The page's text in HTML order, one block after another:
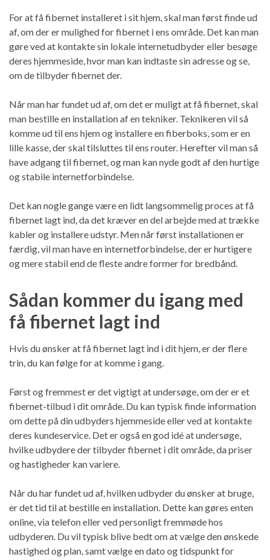
For at få fibernet installeret i sit hjem, skal man først finde ud
af, om der er mulighed for fibernet i ens område. Det kan man
gøre ved at kontakte sin lokale internetudbyder eller besøge
deres hjemmeside, hvor man kan indtaste sin adresse og se,
om de tilbyder fibernet der.
Når man har fundet ud af, om det er muligt at få fibernet, skal
man bestille en installation af en tekniker. Teknikeren vil så
komme ud til ens hjem og installere en fiberboks, som er en
lille kasse, der skal tilsluttes til ens router. Herefter vil man så
have adgang til fibernet, og man kan nyde godt af den hurtige
og stabile internetforbindelse.
Det kan nogle gange være en lidt langsommelig proces at få
fibernet lagt ind, da det kræver en del arbejde med at trække
kabler og installere udstyr. Men når først installationen er
færdig, vil man have en internetforbindelse, der er hurtigere
og mere stabil end de fleste andre former for bredbånd.
Sådan kommer du igang med
få fibernet lagt ind
Hvis du ønsker at få fibernet lagt ind i dit hjem, er der flere
trin, du kan følge for at komme i gang.
Først og fremmest er det vigtigt at undersøge, om der er et
fibernet-tilbud i dit område. Du kan typisk finde information
om dette på din udbyders hjemmeside eller ved at kontakte
deres kundeservice. Det er også en god idé at undersøge,
hvilke udbydere der tilbyder fibernet i dit område, da priser
og hastigheder kan variere.
Når du har fundet ud af, hvilken udbyder du ønsker at bruge,
er det tid til at bestille en installation. Dette kan gøres enten
online, via telefon eller ved personligt fremmøde hos
udbyderen. Du vil typisk blive bedt om at vælge den ønskede
hastighed og plan, samt vælge en dato og tidspunkt for